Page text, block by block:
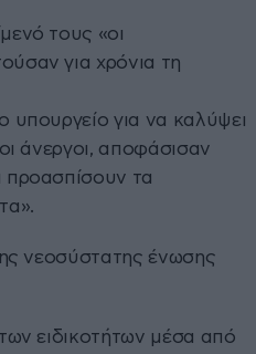
τους «οι
για χρόνια τη
υπουργείο για να καλύψει
άνεργοι, αποφάσισαν
τα
νεοσύστατης ένωσης
ειδικοτήτων μέσα από